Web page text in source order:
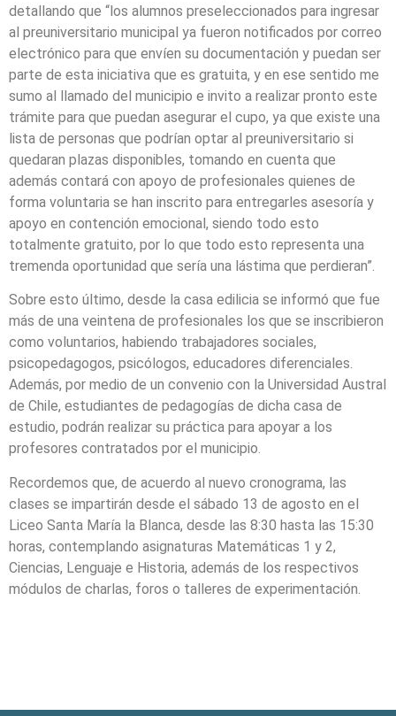
detallando que “los alumnos preseleccionados para ingresar
al preuniversitario municipal ya fueron notificados por correo
electrónico para que envíen su documentación y puedan ser
parte de esta iniciativa que es gratuita, y en ese sentido me
sumo al llamado del municipio e invito a realizar pronto este
trámite para que puedan asegurar el cupo, ya que existe una
lista de personas que podrían optar al preuniversitario si
quedaran plazas disponibles, tomando en cuenta que
además contará con apoyo de profesionales quienes de
forma voluntaria se han inscrito para entregarles asesoría y
apoyo en contención emocional, siendo todo esto
totalmente gratuito, por lo que todo esto representa una
tremenda oportunidad que sería una lástima que perdieran”.
Sobre esto último, desde la casa edilicia se informó que fue
más de una veintena de profesionales los que se inscribieron
como voluntarios, habiendo trabajadores sociales,
psicopedagogos, psicólogos, educadores diferenciales.
Además, por medio de un convenio con la Universidad Austral
de Chile, estudiantes de pedagogías de dicha casa de
estudio, podrán realizar su práctica para apoyar a los
profesores contratados por el municipio.
Recordemos que, de acuerdo al nuevo cronograma, las
clases se impartirán desde el sábado 13 de agosto en el
Liceo Santa María la Blanca, desde las 8:30 hasta las 15:30
horas, contemplando asignaturas Matemáticas 1 y 2,
Ciencias, Lenguaje e Historia, además de los respectivos
módulos de charlas, foros o talleres de experimentación.